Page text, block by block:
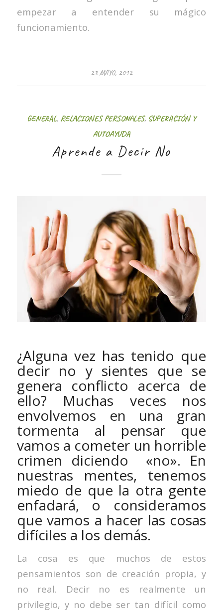
empezar a entender su mágico
funcionamiento.
23 MAYO, 2012
GENERAL, RELACIONES PERSONALES, SUPERACIÓN Y
AUTOAYUDA
Aprende a Decir No
¿Alguna vez has tenido que
decir no y sientes que se
genera conflicto acerca de
ello? Muchas veces nos
envolvemos en una gran
tormenta al pensar que
vamos a cometer un horrible
crimen diciendo «no». En
nuestras mentes, tenemos
miedo de que la otra gente
enfadará, o consideramos
que vamos a hacer las cosas
difíciles a los demás.
La cosa es que muchos de estos
pensamientos son de creación propia, y
no real. Decir no es realmente un
privilegio, y no debe ser tan difícil como